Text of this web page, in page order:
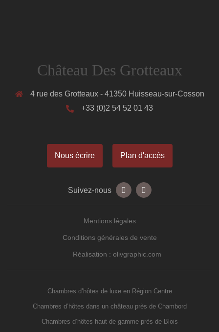
Château Des Grotteaux
4 rue des Grotteaux - 41350 Huisseau-sur-Cosson
+33 (0)2 54 52 01 43
Nous écrire Plan d'accés
Suivez-nous
Mentions légales
Conditions générales de vente
Réalisation : olivgraphic.com
Chambres d’hôtes de luxe en Région Centre
Chambres d’hôtes dans un château près de Chambord
Chambres d’hôtes haut de gamme près de Blois